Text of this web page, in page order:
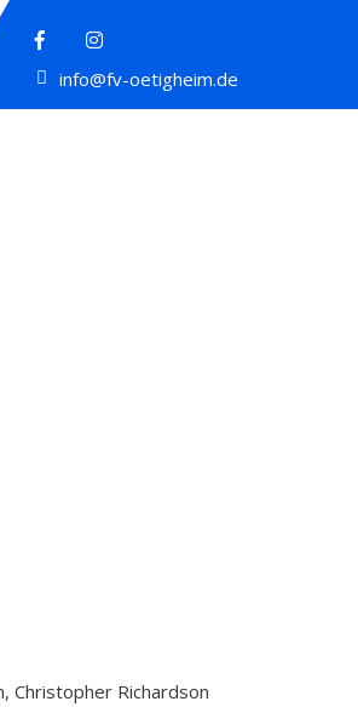
info@fv-oetigheim.de
Christopher Richardson